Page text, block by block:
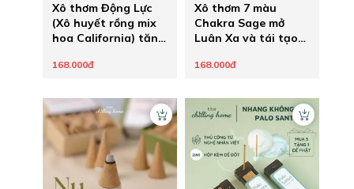
Xô thơm Động Lực
(Xô huyết rồng mix
hoa California) tăng
đuổi đam mê
168.000đ
Xô thơm 7 màu
Chakra Sage mở
Luân Xa và tái tạo
168.000đ